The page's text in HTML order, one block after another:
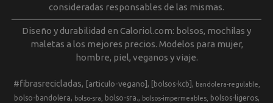
consideradas responsables de las mismas.
Diseño y durabilidad en Caloriol.com: bolsos, mochilas y
maletas a los mejores precios. Modelos para mujer,
hombre, piel, veganos y viaje.
#fibrasrecicladas [articulo-vegano] [bolsos-kcb] bandolera-regulable
bolso-bandolera bolso-sra bolso-sra. bolsos-impermeables bolsos-ligeros